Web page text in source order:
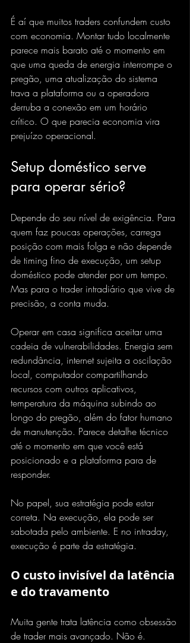
É aí que muitos traders confundem custo
com economia. Montar tudo localmente
parece mais barato até o momento em
que uma queda de energia interrompe o
pregão, uma atualização do sistema
trava a plataforma ou a operadora
derruba a conexão em um horário
crítico. O que parecia economia vira
prejuízo operacional.
Setup doméstico serve
para operar sério?
Depende do seu nível de exigência. Para
quem faz poucas operações, carrega
posição com mais folga e não depende
de timing fino de execução, um setup
doméstico pode atender por um tempo.
Mas para o trader intradiário que vive de
precisão, a conta muda.
Operar em casa significa aceitar uma
cadeia de vulnerabilidades. Energia sem
redundância, internet sujeita a oscilação
local, computador compartilhando
recursos com outros aplicativos,
temperatura da máquina subindo ao
longo do pregão, além do fator humano
de manutenção. Parece detalhe técnico
até o momento em que você está
posicionado e a plataforma para de
responder.
No papel, sua estratégia pode estar
correta. Na execução, ela pode ser
sabotada pelo ambiente. E no intraday,
execução é parte da estratégia.
O custo invisível da latência
e do travamento
Muita gente trata latência como obsessão
de trader mais avançado. Não é.